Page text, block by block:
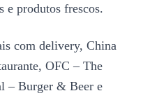
e produtos frescos.
com delivery, China
OFC – The
– Burger & Beer e